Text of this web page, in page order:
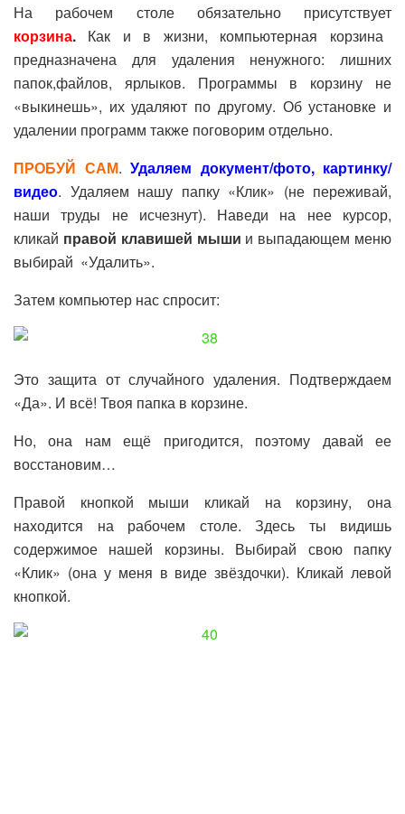
На рабочем столе обязательно присутствует
корзина. Как и в жизни, компьютерная корзина
предназначена для удаления ненужного: лишних
папок,файлов, ярлыков. Программы в корзину не
«выкинешь», их удаляют по другому. Об установке и
удалении программ также поговорим отдельно.
ПРОБУЙ САМ. Удаляем документ/фото, картинку/
видео. Удаляем нашу папку «Клик» (не переживай,
наши труды не исчезнут). Наведи на нее курсор,
кликай правой клавишей мыши и выпадающем меню
выбирай «Удалить».
Затем компьютер нас спросит:
Это защита от случайного удаления. Подтверждаем
«Да». И всё! Твоя папка в корзине.
Но, она нам ещё пригодится, поэтому давай ее
восстановим…
Правой кнопкой мыши кликай на корзину, она
находится на рабочем столе. Здесь ты видишь
содержимое нашей корзины. Выбирай свою папку
«Клик» (она у меня в виде звёздочки). Кликай левой
кнопкой.